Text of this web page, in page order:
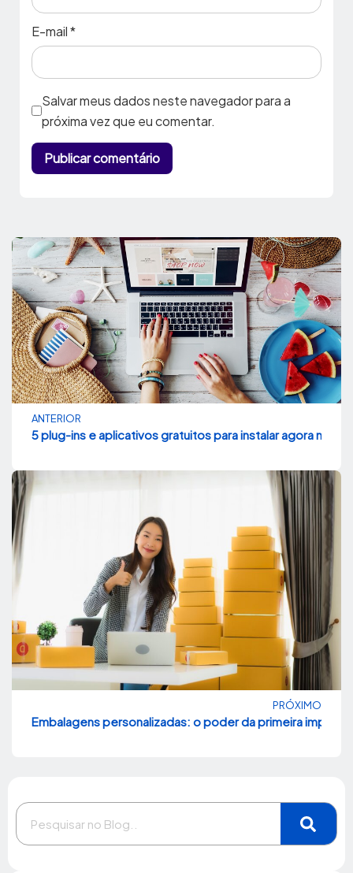
E-mail*
Salvar meus dados neste navegador para a
próxima vez que eu comentar.
ANTERIOR
5 plug-ins e aplicativos gratuitos para instalar agora na sua
PRÓXIMO
Embalagens personalizadas: o poder da primeira